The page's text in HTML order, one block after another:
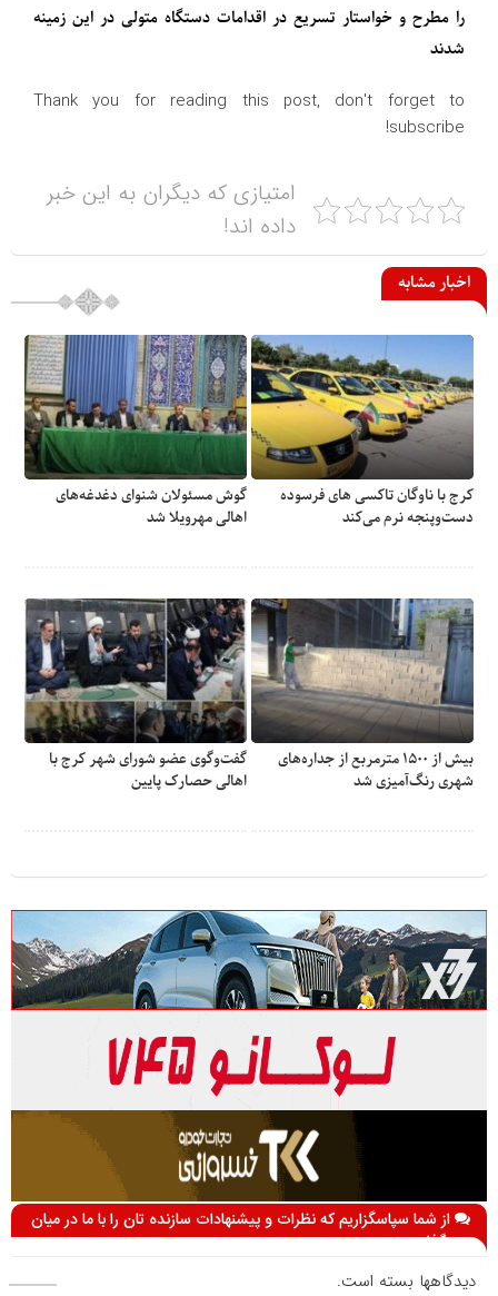
را مطرح و خواستار تسریع در اقدامات دستگاه متولی در این زمینه
شدند
Thank you for reading this post, don't forget to
subscribe!
امتیازی که دیگران به این خبر
داده اند!
اخبار مشابه
کرج با ناوگان تاکسی های فرسوده
دست‌وپنجه نرم می‌کند
گوش مسئولان شنوای دغدغه‎‌های
اهالی مهرویلا شد
بیش از ۱۵۰۰ مترمربع از جداره‌های
شهری رنگ‌آمیزی شد
گفت‌وگوی عضو شورای شهر کرج با
اهالی حصارک پایین
از شما سپاسگزاریم که نظرات و پیشنهادات سازنده تان را با ما در میان
می گذارید
دیدگاهها بسته است.